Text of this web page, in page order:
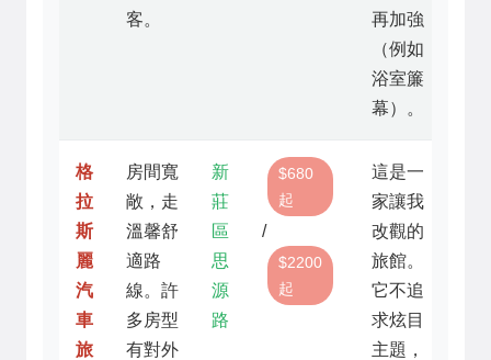
客。
再加強
（例如
浴室簾
幕）。
格
拉
斯
麗
汽
車
旅
房間寬
敞，走
溫馨舒
適路
線。許
多房型
有對外
新
莊
區
思
源
路
$680
起
/
$2200
起
這是一
家讓我
改觀的
旅館。
它不追
求炫目
主題，